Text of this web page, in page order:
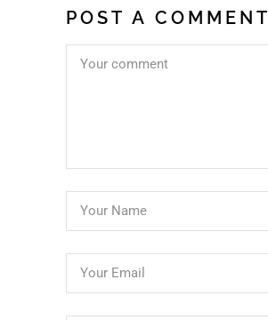
POST A COMMENT